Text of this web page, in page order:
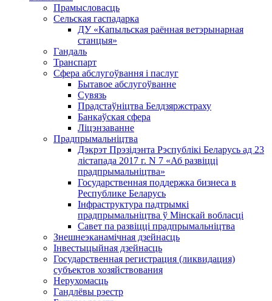
Прамысловасць
Сельская гаспадарка
ДУ «Капыльская раённая ветэрынарная
станцыя»
Гандаль
Транспарт
Сфера абслугоўвання і паслуг
Бытавое абслугоўванне
Сувязь
Прадстаўніцтва Белдзяржстраху
Банкаўская сфера
Ліцэнзаванне
Прадпрымальніцтва
Дэкрэт Прэзідэнта Рэспублікі Беларусь ад 23
лістапада 2017 г. N 7 «Аб развіцці
прадпрымальніцтва»
Государственная поддержка бизнеса в
Республике Беларусь
Інфраструктура падтрымкі
прадпрымальніцтва ў Мінскай вобласці
Савет па развіцці прадпрымальніцтва
Знешнеэканамічная дзейнасць
Інвестыцыйная дзейнасць
Государственная регистрация (ликвидация)
субъектов хозяйствования
Нерухомасць
Гандлёвы рэестр